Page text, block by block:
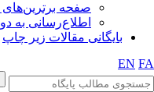
صفحه برترین‌های
اطلاع‌رسانی به
بایگانی مقالات زیر چاپ
EN